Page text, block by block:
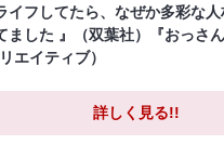
イフしてたら、なぜか多彩な
ました 』（双葉社）『おっさ
エイティブ）
詳しく見る!!